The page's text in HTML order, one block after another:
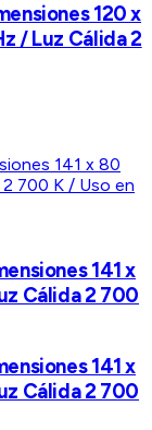
120 x
/ Luz Cálida 2
141 x
Cálida 2 700
141 x
Cálida 2 700